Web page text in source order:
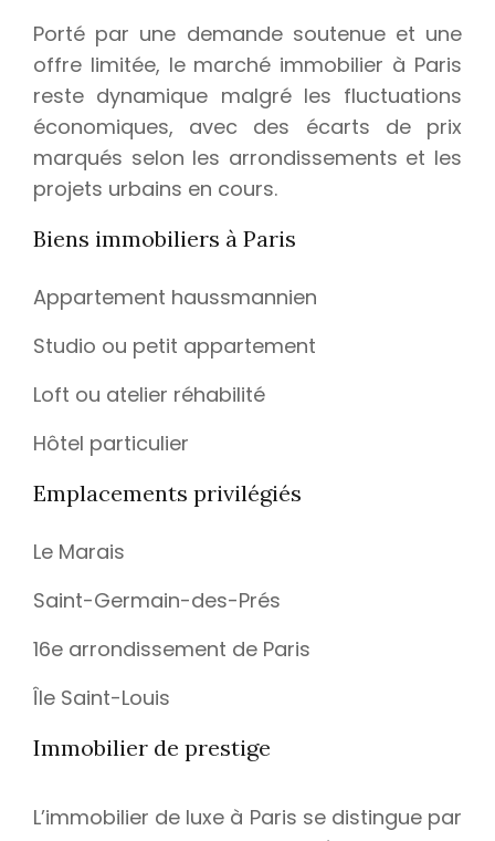
Porté par une demande soutenue et une
offre limitée, le marché immobilier à Paris
reste dynamique malgré les fluctuations
économiques, avec des écarts de prix
marqués selon les arrondissements et les
projets urbains en cours.
Biens immobiliers à Paris
Appartement haussmannien
Studio ou petit appartement
Loft ou atelier réhabilité
Hôtel particulier
Emplacements privilégiés
Le Marais
Saint-Germain-des-Prés
16e arrondissement de Paris
Île Saint-Louis
Immobilier de prestige
L’immobilier de luxe à Paris se distingue par